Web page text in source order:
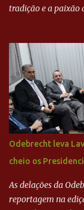
tradição e a paixão
feito
investimentos no
para a recuperação
Ronaldo sendo
mais o peso que o
sua história na
camisas 9
ADVOGADO DO
CRUZEIRO -
Odebrecht leva
cheio os
As delações da
reportagem na